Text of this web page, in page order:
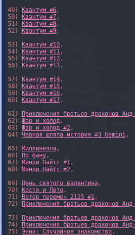
49)
Квантум #6,
50)
Квантум #7,
51)
Квантум #8,
52)
Квантум #9,
53)
Квантум #10,
54)
Квантум #11,
55)
Квантум #12,
56)
Квантум #13,
57)
Квантум #14,
58)
Квантум #15,
59)
Квантум #16,
60)
Квантум #17,
61)
Приключения братьев драконов
62) Жар и холод,
63) Жар и холод #2,
64) Черная шляпа история #3 Gemini,
65) Миллинелла,
66)
По фану,
67) Минди Найтс #1,
68) Минди Найтс #2,
69) День святого валентина,
70)
Костя и Лето,
71)
Ветер перемен 2125 #1,
72)
Приключения братьев драконов
73)
Приключения братьев драконов
74)
Приключения братьев драконов
75) Энни: Случайное знакомство,